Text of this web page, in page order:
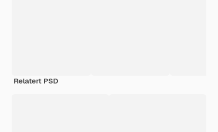
Relatert PSD